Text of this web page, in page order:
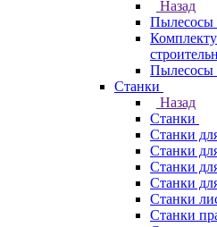
Назад
Пылесосы
Пылесосы
Станки
Назад
Станки
Станки
Станки
Станки
Станки
Станки
Станки